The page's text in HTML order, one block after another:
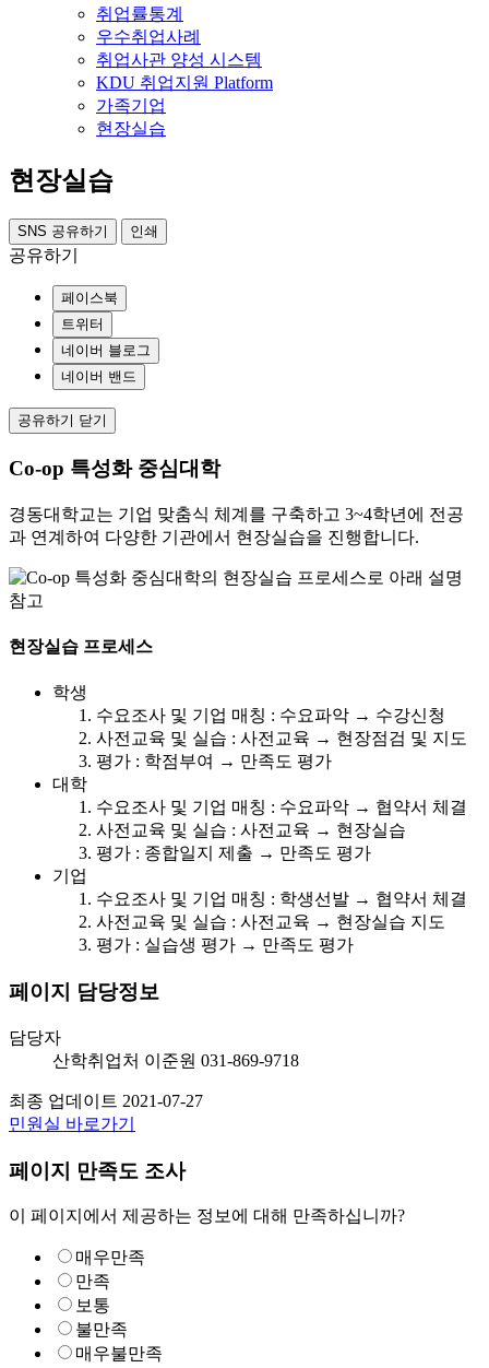
취업률통계
우수취업사례
취업사관 양성 시스템
KDU 취업지원 Platform
가족기업
현장실습
현장실습
SNS 공유하기 인쇄
공유하기
페이스북
트위터
네이버 블로그
네이버 밴드
공유하기 닫기
Co-op 특성화 중심대학
경동대학교는 기업 맞춤식 체계를 구축하고 3~4학년에 전공
과 연계하여 다양한 기관에서 현장실습을 진행합니다.
현장실습 프로세스
학생
수요조사 및 기업 매칭 : 수요파악 → 수강신청
사전교육 및 실습 : 사전교육 → 현장점검 및 지도
평가 : 학점부여 → 만족도 평가
대학
수요조사 및 기업 매칭 : 수요파악 → 협약서 체결
사전교육 및 실습 : 사전교육 → 현장실습
평가 : 종합일지 제출 → 만족도 평가
기업
수요조사 및 기업 매칭 : 학생선발 → 협약서 체결
사전교육 및 실습 : 사전교육 → 현장실습 지도
평가 : 실습생 평가 → 만족도 평가
페이지 담당정보
담당자
산학취업처 이준원 031-869-9718
최종 업데이트 2021-07-27
민원실 바로가기
페이지 만족도 조사
이 페이지에서 제공하는 정보에 대해 만족하십니까?
매우만족
만족
보통
불만족
매우불만족